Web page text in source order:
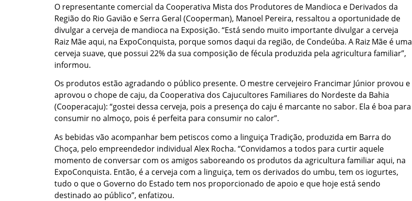
O representante comercial da Cooperativa Mista dos Produtores de Mandioca e Derivados da
Região do Rio Gavião e Serra Geral (Cooperman), Manoel Pereira, ressaltou a oportunidade de
divulgar a cerveja de mandioca na Exposição. “Está sendo muito importante divulgar a cerveja
Raiz Mãe aqui, na ExpoConquista, porque somos daqui da região, de Condeúba. A Raiz Mãe é uma
cerveja suave, que possui 22% da sua composição de fécula produzida pela agricultura familiar”,
informou.
Os produtos estão agradando o público presente. O mestre cervejeiro Francimar Júnior provou e
aprovou o chope de caju, da Cooperativa dos Cajucultores Familiares do Nordeste da Bahia
(Cooperacaju): “gostei dessa cerveja, pois a presença do caju é marcante no sabor. Ela é boa para
consumir no almoço, pois é perfeita para consumir no calor”.
As bebidas vão acompanhar bem petiscos como a linguiça Tradição, produzida em Barra do
Choça, pelo empreendedor individual Alex Rocha. “Convidamos a todos para curtir aquele
momento de conversar com os amigos saboreando os produtos da agricultura familiar aqui, na
ExpoConquista. Então, é a cerveja com a linguiça, tem os derivados do umbu, tem os iogurtes,
tudo o que o Governo do Estado tem nos proporcionado de apoio e que hoje está sendo
destinado ao público”, enfatizou.